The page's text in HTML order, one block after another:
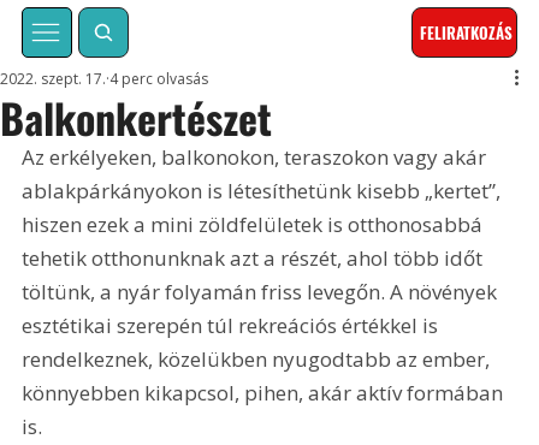
FELIRATKOZÁS
Balkonkertészet
2022. szept. 17. 4 perc olvasás
Az erkélyeken, balkonokon, teraszokon vagy akár
ablakpárkányokon is létesíthetünk kisebb „kertet”,
hiszen ezek a mini zöldfelületek is otthonosabbá
tehetik otthonunknak azt a részét, ahol több időt
töltünk, a nyár folyamán friss levegőn. A növények
esztétikai szerepén túl rekreációs értékkel is
rendelkeznek, közelükben nyugodtabb az ember,
könnyebben kikapcsol, pihen, akár aktív formában
is.